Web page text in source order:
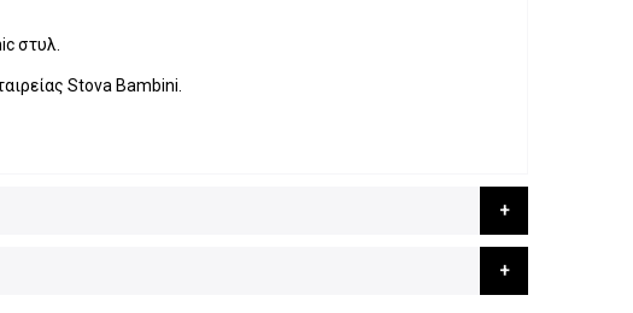
στυλ.
Stova Bambini.